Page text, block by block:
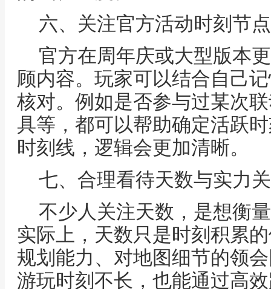
六、关注官方活动时刻节点
官方在周年庆或大型版本
顾内容。玩家可以结合自己
核对。例如是否参与过某次
具等，都可以帮助确定活跃
时刻线，逻辑会更加清晰。
七、合理看待天数与实力
不少人关注天数，是想衡
实际上，天数只是时刻积累
规划能力、对地图细节的领
游玩时刻不长，也能通过高